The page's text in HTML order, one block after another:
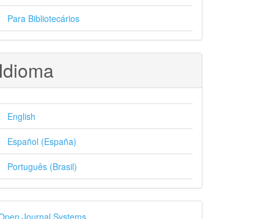
Para Bibliotecários
English
Español (España)
Português (Brasil)
Journal Systems